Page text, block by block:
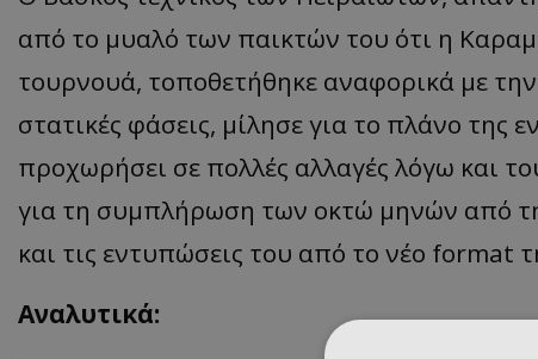
από το μυαλό των παικτών του ότι η
τουρνουά, τοποθετήθηκε αναφορικά με
στατικές φάσεις, μίλησε για το πλάνο της
προχωρήσει σε πολλές αλλαγές λόγω και
για τη συμπλήρωση των οκτώ μηνών από
και τις εντυπώσεις του από το νέο format
Αναλυτικά: